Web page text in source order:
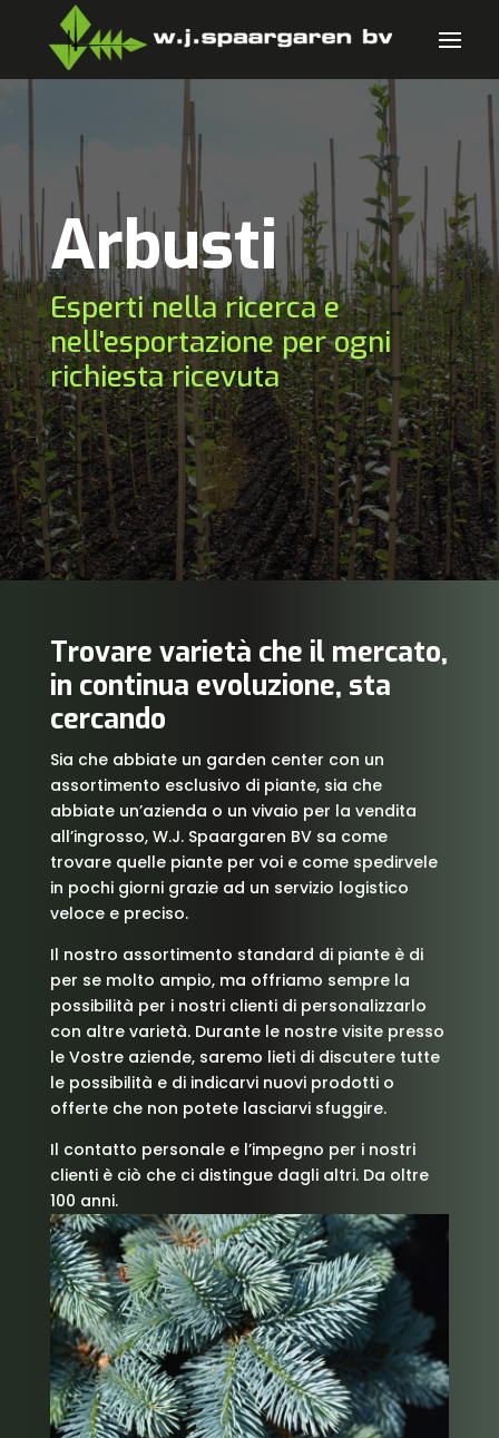
Arbusti
Esperti nella ricerca e
nell'esportazione per ogni
richiesta ricevuta
Trovare varietà che il mercato,
in continua evoluzione, sta
cercando
Sia che abbiate un garden center con un
assortimento esclusivo di piante, sia che
abbiate un’azienda o un vivaio per la vendita
all’ingrosso, W.J. Spaargaren BV sa come
trovare quelle piante per voi e come spedirvele
in pochi giorni grazie ad un servizio logistico
veloce e preciso.
Il nostro assortimento standard di piante è di
per se molto ampio, ma offriamo sempre la
possibilità per i nostri clienti di personalizzarlo
con altre varietà. Durante le nostre visite presso
le Vostre aziende, saremo lieti di discutere tutte
le possibilità e di indicarvi nuovi prodotti o
offerte che non potete lasciarvi sfuggire.
Il contatto personale e l’impegno per i nostri
clienti è ciò che ci distingue dagli altri. Da oltre
100 anni.